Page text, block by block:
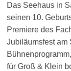
Das Seehaus in
seinen 10.
Premiere des
Jubiläumsfest am
für Groß & Klein